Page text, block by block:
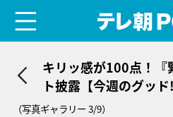
キリッ感が100点！『
ト披露【今週のグッ
（写真ギャラリー 3/9）